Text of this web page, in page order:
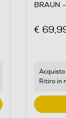
BRAUN
€
Acquisto
Ritiro in